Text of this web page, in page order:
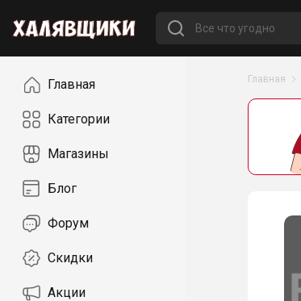
НавигацияГлавная
Категории
Магазины
Блог
Форум
Скидки
Акции
Главная